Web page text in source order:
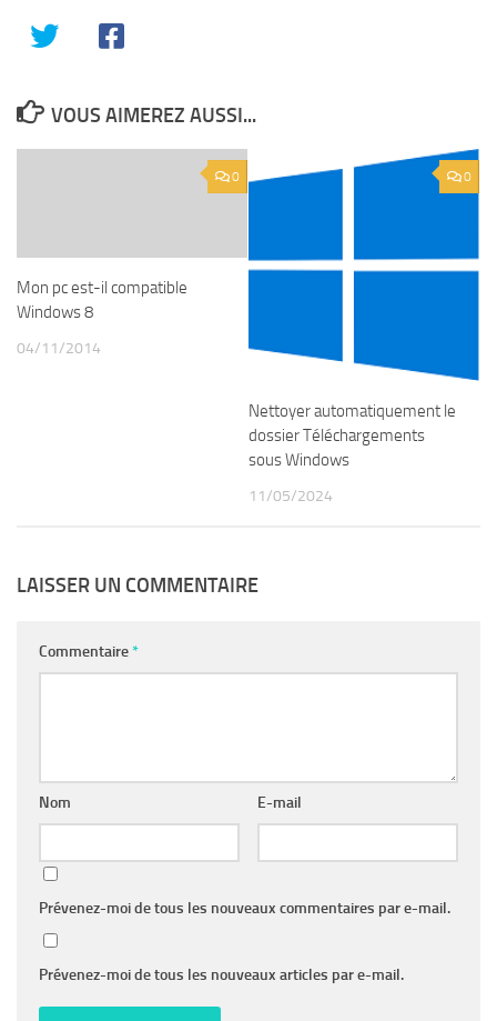
VOUS AIMEREZ AUSSI...
0
Mon pc est-il compatible
Windows 8
04/11/2014
0
Nettoyer automatiquement le
dossier Téléchargements
sous Windows
11/05/2024
LAISSER UN COMMENTAIRE
Commentaire*
Nom E-mail
Prévenez-moi de tous les nouveaux commentaires par e-mail.
Prévenez-moi de tous les nouveaux articles par e-mail.